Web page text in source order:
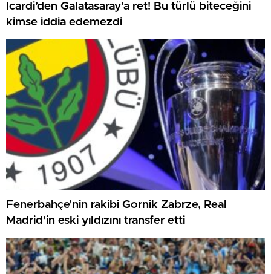
Icardi’den Galatasaray’a ret! Bu türlü biteceğini
kimse iddia edemezdi
Fenerbahçe’nin rakibi Gornik Zabrze, Real
Madrid’in eski yıldızını transfer etti